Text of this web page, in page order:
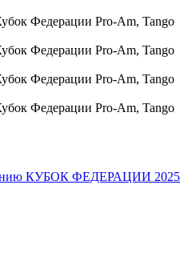
Федерации Pro-Am, Tango
Федерации Pro-Am, Tango
Федерации Pro-Am, Tango
Федерации Pro-Am, Tango
КУБОК ФЕДЕРАЦИИ 2025